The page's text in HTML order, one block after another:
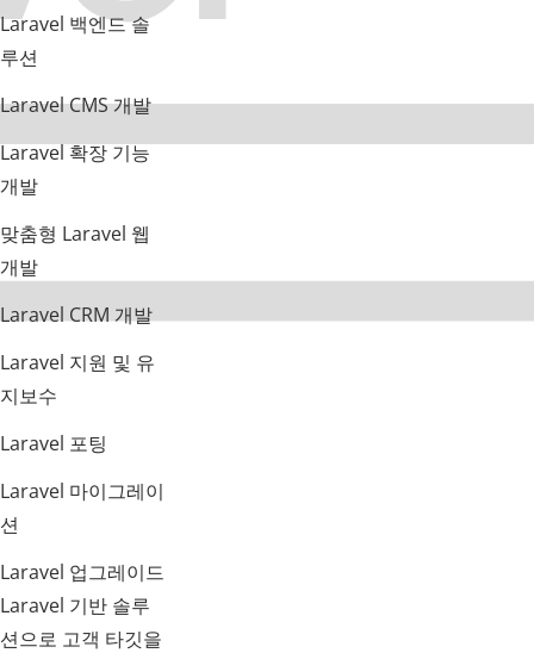
Laravel 백엔드 솔
루션
Laravel CMS 개발
Laravel 확장 기능
개발
맞춤형 Laravel 웹
개발
Laravel CRM 개발
Laravel 지원 및 유
지보수
Laravel 포팅
Laravel 마이그레이
션
Laravel 업그레이드
Laravel 기반 솔루
션으로 고객 타깃을